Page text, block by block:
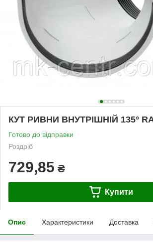
КУТ РИВНИ ВНУТРІШНІЙ 135°
Готово до відправки
Роздріб
729,85 ₴
Купити
Опис Характеристики Доставка